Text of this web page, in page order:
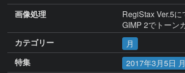
画像処理
RegiStax Ver.5に
GIMP 2でトーン
カテゴリー
月
特集
2017年3月5日